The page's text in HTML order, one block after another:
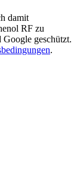
damit
RF zu
geschützt.
.